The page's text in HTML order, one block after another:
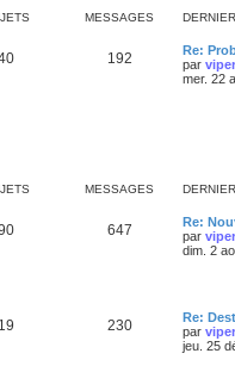
MESSAGES
192
Re:
par
mer. 22
MESSAGES
647
Re:
par
dim. 2
19 230
Re:
par
jeu. 25